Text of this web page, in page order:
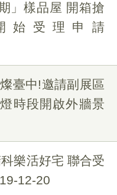
」樣品屋 開箱搶
始受理申請
臺中!邀請副展區
時段開啟外牆景
樂活好宅 聯合受
12-20